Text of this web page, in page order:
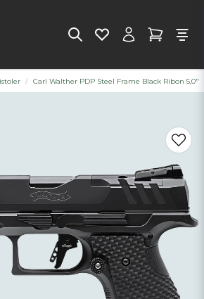
Carl Walther PDP Steel Frame Black Ribon 5,0"